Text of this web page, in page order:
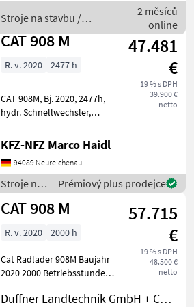
Seriennummer:
CAT0907MLK5700452
Einsatzge
Stroje na stavbu /
CAT
2 měsíců
online
CAT 908 M
47.481
€
19 % s DPH
39.900 €
netto
R. v. 2020 2477 h
CAT 908M, Bj. 2020, 2477h,
hydr. Schnellwechsler,
Breitreifen, Service neu von
CAT auch günstige
Zustellung möglich Stroje
na stavbu Čelný
KFZ-NFZ Marco Haidl
94089 Neureichenau
Stroje na
stavbu /
CAT
Prémiový plus prodejce
CAT 908 M
57.715
€
19 % s DPH
48.500 €
netto
R. v. 2020 2000 h
Cat Radlader 908M Baujahr
2020 2000 Betriebsstunden
Umschaltsignal und
Duffner Landtechnik GmbH + Co KG